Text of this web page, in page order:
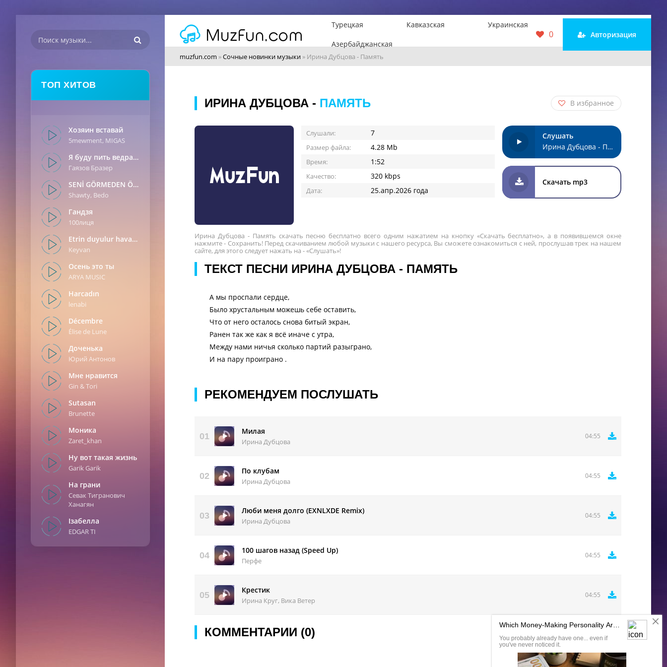
ТОП ХИТОВ
Хозяин вставай
5mewment, MIGAS
Я буду пить ведрами
Гаязов Бразер
SENİ GÖRMEDEN ÖNCE
Shawty, Bedo
Гандзя
100лиця
Etrin duyulur havada
Keyvan
Oсень это ты
ARYA MUSIC
Harcadın
lenabi
Décembre
Élise de Lune
Доченька
Юрий Антонов
Мне нравится
Gin & Tori
Sutasan
Brunette
Моника
Zaret_khan
Ну вот такая жизнь
Garik Garik
На грани
Севак Тигранович
Ханагян
Ізабелла
EDGAR TI
Турецкая Кавказская Украинская
Азербайджанская
0 Авторизация
muzfun.com »Сочные новинки музыки » Ирина Дубцова - Память
ИРИНА ДУБЦОВА - ПАМЯТЬ В избранное
Слушали: 7
Размер файла: 4.28 Mb
Время: 1:52
Качество: 320 kbps
Дата: 25.апр.2026 года
Слушать
Ирина Дубцова - Память
Скачать mp3
Ирина Дубцова - Память скачать песню бесплатно всего одним нажатием на кнопку «Скачать бесплатно», а в появившемся окне
нажмите - Сохранить! Перед скачиванием любой музыки с нашего ресурса, Вы сможете ознакомиться с ней, прослушав трек на нашем
сайте, для этого следует нажать на - «Слушать»!
ТЕКСТ ПЕСНИ ИРИНА ДУБЦОВА - ПАМЯТЬ
А мы проспали сердце,
Было хрустальным можешь себе оставить,
Что от него осталось снова битый экран,
Ранен так же как я всё иначе с утра,
Между нами ничья сколько партий разыграно,
И на пару проиграно .
РЕКОМЕНДУЕМ ПОСЛУШАТЬ
01
Милая
Ирина Дубцова
04:55
02
По клубам
Ирина Дубцова
04:55
03
Люби меня долго (EXNLXDE Remix)
Ирина Дубцова
04:55
04
100 шагов назад (Speed Up)
Перфе
04:55
05
Крестик
Ирина Круг, Вика Ветер
04:55
КОММЕНТАРИИ (0) Комментировать